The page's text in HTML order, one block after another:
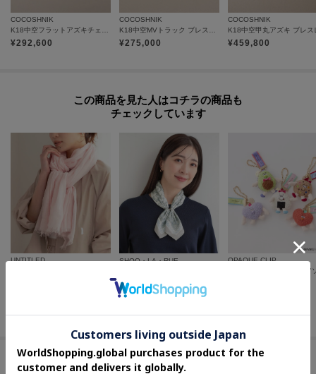
取り扱い方法に関して商品に付いている洗濯ネーム・注意下げ札をご確認く
ださい。
プは1つになり、商品が全て揃ってからの発送となります。
各お届け時期毎に、商品の発送をご希望の場合は1点づつカートに入れてご購
入ください。カートグループについてはこちら
COCOSHNIK
K18中空フラットアズキチェーン ブレスレットL
¥292,600
COCOSHNIK
K18中空MVトラック ブレスレット
¥275,000
COCOSHNIK
¥459,800
この商品を見た人はコチラの商品も
チェックしています
UNTITLED
SHOO・LA・RUE
¥2,489
さらに20%OFF
OPAQUE.CLIP
セールアイテムからのおすすめ